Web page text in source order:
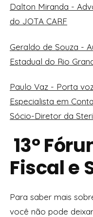
Dalton Miranda -
do JOTA CARF
Geraldo de Souza -
Estadual do Rio
Paulo Vaz - Porta
Especialista em
Sócio-Diretor da
13°
Fiscal e
Para saber mais
você não pode